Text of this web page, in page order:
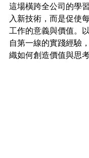
這場橫跨全公司的學
入新技術，而是促使
工作的意義與價值。
自第一線的實踐經驗
織如何創造價值與思考